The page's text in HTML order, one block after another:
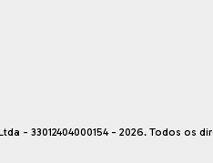
- 33012404000154 - 2026. Todos os